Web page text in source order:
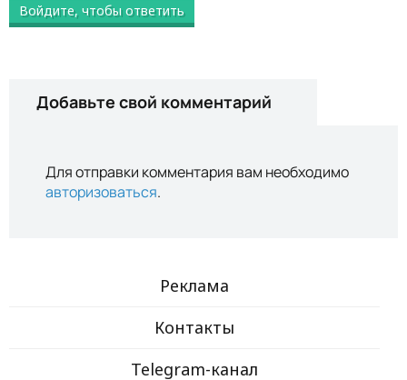
Войдите, чтобы ответить
Добавьте свой комментарий
Для отправки комментария вам необходимо
авторизоваться.
Реклама
Контакты
Telegram-канал